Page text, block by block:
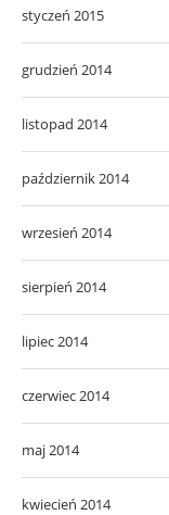
styczeń 2015
grudzień 2014
listopad 2014
październik 2014
wrzesień 2014
sierpień 2014
lipiec 2014
czerwiec 2014
maj 2014
kwiecień 2014